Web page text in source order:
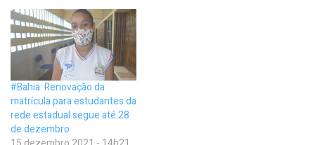
#Bahia: Renovação da
matrícula para estudantes da
rede estadual segue até 28
de dezembro